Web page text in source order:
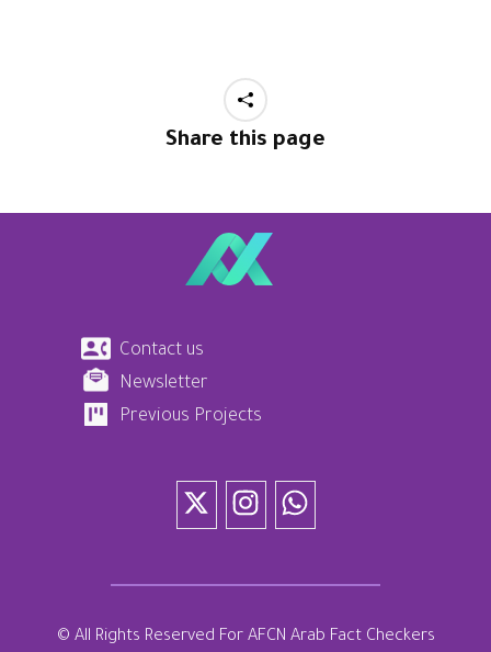
Share this page
Contact us
Newsletter
Previous Projects
© All Rights Reserved For AFCN Arab Fact Checkers